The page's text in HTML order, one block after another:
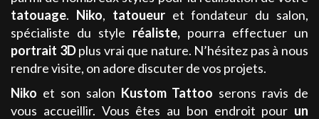
tatouage. Niko, tatoueuret fondateur du salon,
spécialiste du style réaliste, pourra effectuer un
portrait 3Dplus vrai que nature. N’hésitez pas à nous
rendre visite, on adore discuter de vos projets.
Niko et son salon Kustom Tattoo serons ravis de
vous accueillir. Vous êtes au bon endroit pour un